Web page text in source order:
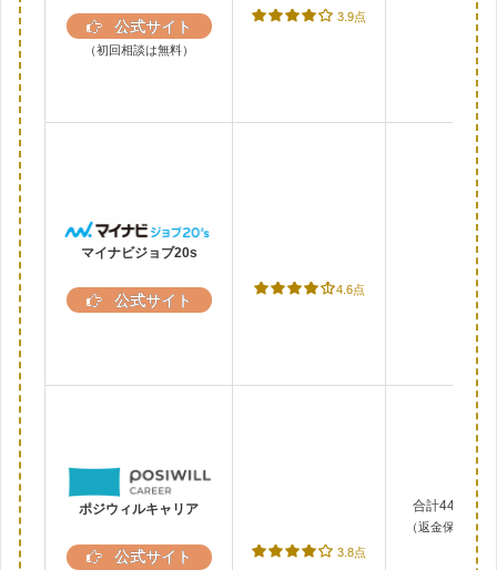
公式サイト
（初回相談は無料）
3.9点
マイナビジョブ20s
公式サイト
4.6点
完全
ポジウィルキャリア
公式サイト 3.8点
合計440,000
（返金保証・